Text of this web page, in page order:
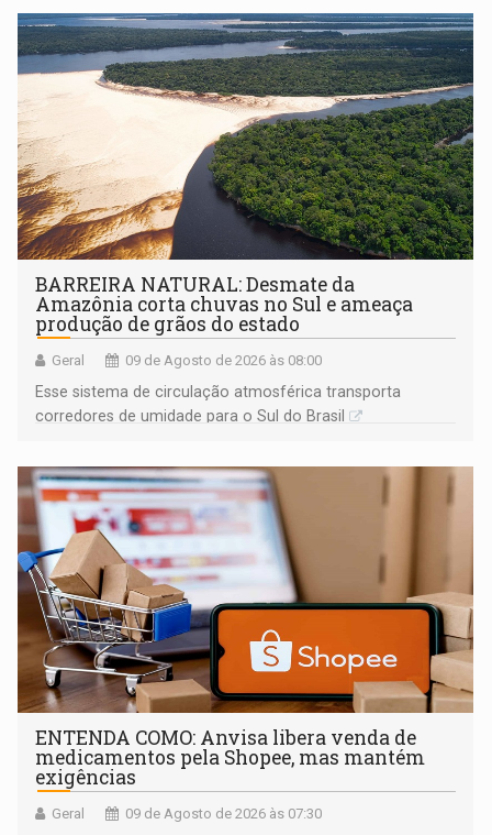
BARREIRA NATURAL: Desmate da
Amazônia corta chuvas no Sul e ameaça
produção de grãos do estado
Geral 09 de Agosto de 2026 às 08:00
Esse sistema de circulação atmosférica transporta
corredores de umidade para o Sul do Brasil
ENTENDA COMO: Anvisa libera venda de
medicamentos pela Shopee, mas mantém
exigências
Geral 09 de Agosto de 2026 às 07:30